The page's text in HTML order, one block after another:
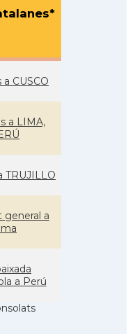
a CUSCO
a LIMA,
TRUJILLO
general a
a Perú